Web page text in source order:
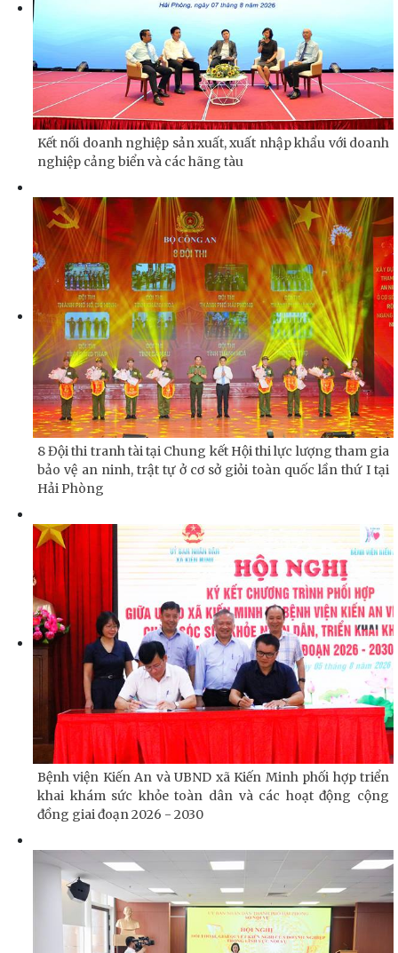
Kết nối doanh nghiệp sản xuất, xuất nhập khẩu với doanh
nghiệp cảng biển và các hãng tàu
8 Đội thi tranh tài tại Chung kết Hội thi lực lượng tham gia
bảo vệ an ninh, trật tự ở cơ sở giỏi toàn quốc lần thứ I tại
Hải Phòng
Bệnh viện Kiến An và UBND xã Kiến Minh phối hợp triển
khai khám sức khỏe toàn dân và các hoạt động cộng
đồng giai đoạn 2026 - 2030